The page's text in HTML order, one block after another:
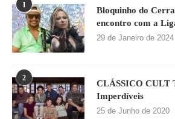
1
Bloquinho do
encontro com a
29 de Janeiro de 2024
2
CLÁSSICO CULT
Imperdíveis
25 de Junho de 2020